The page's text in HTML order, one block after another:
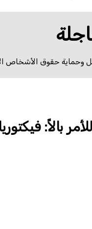
وحماية حقوق الأشخاص
بالاً: فيكتوريا